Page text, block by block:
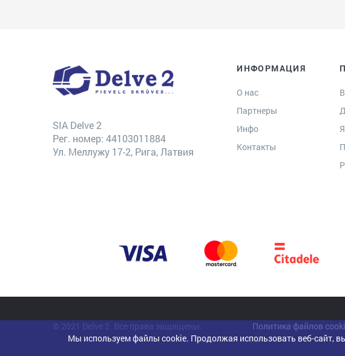
SIA Delve 2
Рег. номер: 44103011884
Ул. Меллужу 17-2, Рига, Латвия
ИНФОРМАЦИЯ
О нас
Партнеры
Инфо
Контакты
© 2021 Delve 2. Все права защищены. Политика файлов
Мы используем файлы cookie. Продолжая использовать веб-сайт,